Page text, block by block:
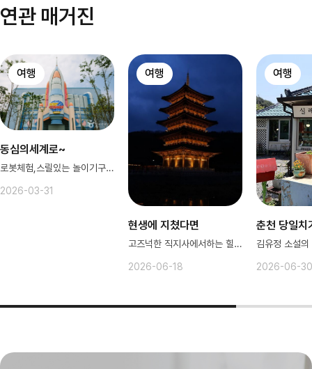
연관 매거진
여행
동심의세계로~
로봇체험,스릴있는 놀이기구 둘 다!
2026-03-31
여행
현생에 지쳤다면
고즈넉한 직지사에서하는 힐링여헹
2026-06-18
여행
춘천 당일치
2026-06-30